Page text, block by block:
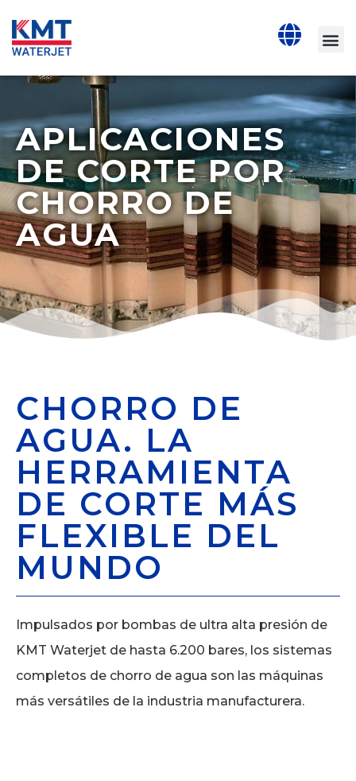
APLICACIONES
DE CORTE POR
CHORRO DE
AGUA
CHORRO DE
AGUA. LA
HERRAMIENTA
DE CORTE MÁS
FLEXIBLE DEL
MUNDO
Impulsados por bombas de ultra alta presión de
KMT Waterjet de hasta 6.200 bares, los sistemas
completos de chorro de agua son las máquinas
más versátiles de la industria manufacturera.